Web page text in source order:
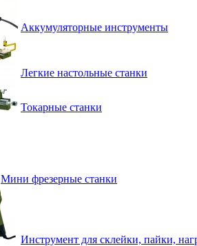
Аккумуляторные инструменты
Легкие настольные станки
Токарные станки
Мини фрезерные станки
Инструмент для склейки, пайки,